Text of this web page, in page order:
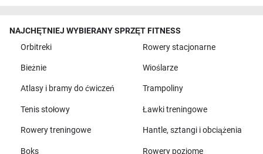
NAJCHĘTNIEJ WYBIERANY SPRZĘT FITNESS
Orbitreki
Rowery stacjonarne
Bieżnie Wioślarze
Atlasy i bramy do ćwiczeń Trampoliny
Tenis stołowy Ławki treningowe
Rowery treningowe Hantle, sztangi i obciążenia
Boks Rowery poziome